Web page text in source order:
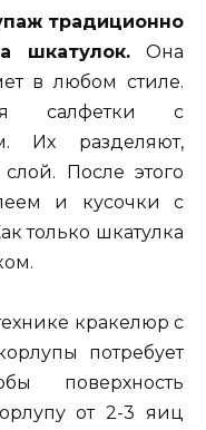
традиционно
шкатулок. Она
в любом стиле.
салфетки с
Их разделяют,
После этого
и кусочки с
только шкатулка
кракелюр с
потребует
поверхность
от 2-3 яиц